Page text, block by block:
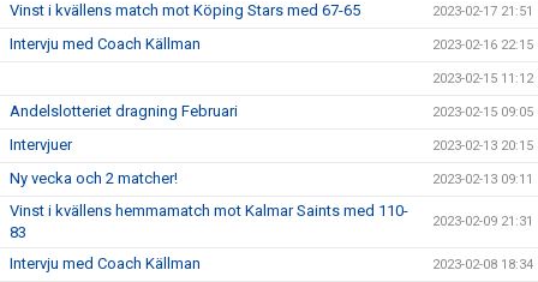
Vinst i kvällens match mot Köping Stars med 67-65 2023-02-17 21:51
Intervju med Coach Källman 2023-02-16 22:15
2023-02-15 11:12
Andelslotteriet dragning Februari 2023-02-15 09:05
Intervjuer 2023-02-13 20:15
Ny vecka och 2 matcher! 2023-02-13 09:11
Vinst i kvällens hemmamatch mot Kalmar Saints med 110-
83
2023-02-09 21:31
Intervju med Coach Källman 2023-02-08 18:34